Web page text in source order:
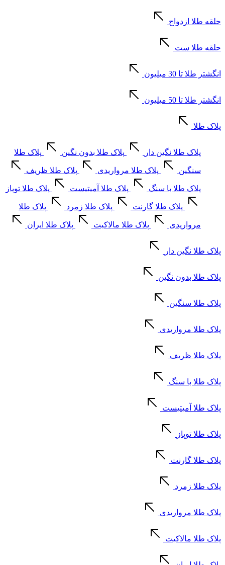
حلقه طلا ازدواج
حلقه طلا ست
انگشتر طلا تا 30 میلیون
انگشتر طلا تا 50 میلیون
پلاک طلا
پلاک طلا نگین دار پلاک طلا بدون نگین پلاک طلا
سنگین پلاک طلا مرواریدی پلاک طلا ظریف
پلاک طلا با سنگ پلاک طلا آمیتیست پلاک طلا توپاز
پلاک طلا گارنت پلاک طلا زمرد پلاک طلا
مرواریدی پلاک طلا مالاکیت پلاک طلا ایران
پلاک طلا نگین دار
پلاک طلا بدون نگین
پلاک طلا سنگین
پلاک طلا مرواریدی
پلاک طلا ظریف
پلاک طلا با سنگ
پلاک طلا آمیتیست
پلاک طلا توپاز
پلاک طلا گارنت
پلاک طلا زمرد
پلاک طلا مرواریدی
پلاک طلا مالاکیت